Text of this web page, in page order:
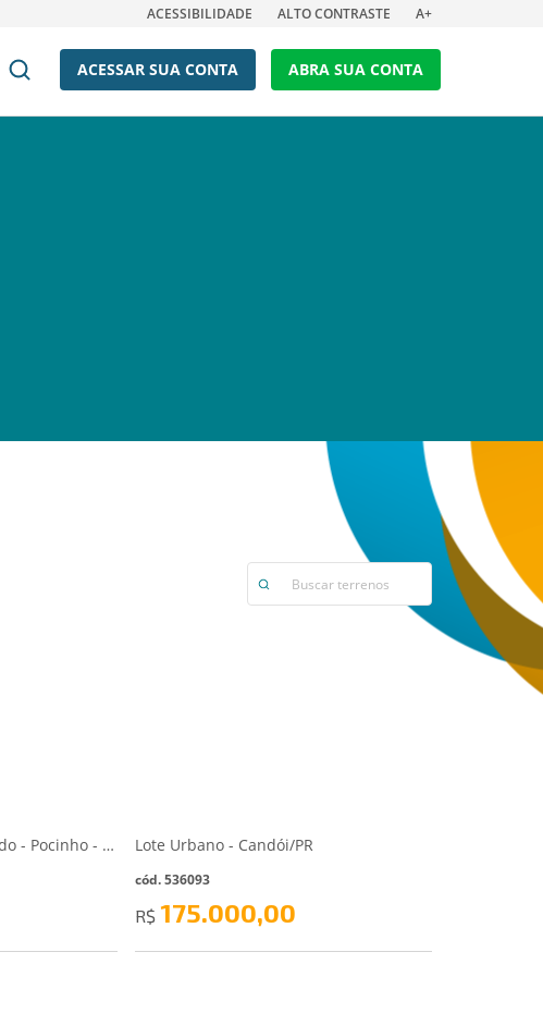
ACESSIBILIDADE ALTO CONTRASTE A+
ACESSAR SUA CONTA ABRA SUA CONTA
Terreno - Lot.Seu Leopoldo - Pocinho - Ilhota/SC Lote Urbano - Candói/PR
cód. 536093
R$ 175.000,00